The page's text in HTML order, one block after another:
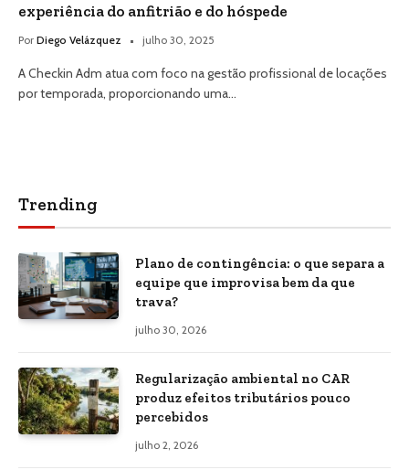
experiência do anfitrião e do hóspede
Por Diego Velázquez julho 30, 2025
A Checkin Adm atua com foco na gestão profissional de locações
por temporada, proporcionando uma…
Trending
Plano de contingência: o que separa a
equipe que improvisa bem da que
trava?
julho 30, 2026
Regularização ambiental no CAR
produz efeitos tributários pouco
percebidos
julho 2, 2026